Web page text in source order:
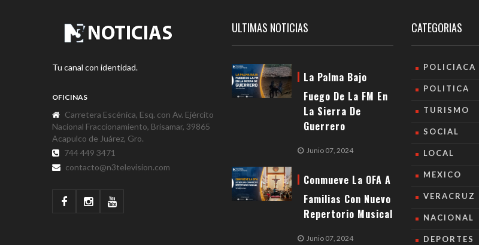
Tu canal con identidad.
OFICINAS
Carretera Escénica, Esq. con Av. Ejército
Nacional Fraccionamiento, Brisamar, 39865
Acapulco de Juárez, Gro.
744 449 3471
contacto@n3television.com
ULTIMAS NOTICIAS
La Palma Bajo
Fuego De La FM En
La Sierra De
Guerrero
Junio 07, 2024
Conmueve La OFA A
Familias Con Nuevo
Repertorio Musical
Junio 07, 2024
CATEGORIAS
POLICIACA
POLITICA
TURISMO
SOCIAL
LOCAL
MEXICO
VERACRUZ
NACIONAL
DEPORTES